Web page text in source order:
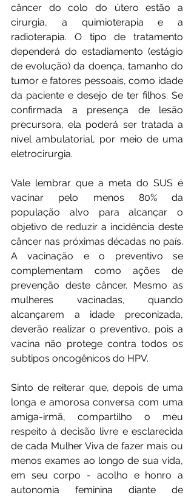
câncer do colo do útero estão a
cirurgia, a quimioterapia e a
radioterapia. O tipo de tratamento
dependerá do estadiamento (estágio
de evolução) da doença, tamanho do
tumor e fatores pessoais, como idade
da paciente e desejo de ter filhos. Se
confirmada a presença de lesão
precursora, ela poderá ser tratada a
nível ambulatorial, por meio de uma
eletrocirurgia.
Vale lembrar que a meta do SUS é
vacinar pelo menos 80% da
população alvo para alcançar o
objetivo de reduzir a incidência deste
câncer nas próximas décadas no país.
A vacinação e o preventivo se
complementam como ações de
prevenção deste câncer. Mesmo as
mulheres vacinadas, quando
alcançarem a idade preconizada,
deverão realizar o preventivo, pois a
vacina não protege contra todos os
subtipos oncogênicos do HPV.
Sinto de reiterar que, depois de uma
longa e amorosa conversa com uma
amiga-irmã, compartilho o meu
respeito à decisão livre e esclarecida
de cada Mulher Viva de fazer mais ou
menos exames ao longo de sua vida,
em seu corpo - acolho e honro a
autonomia feminina diante de